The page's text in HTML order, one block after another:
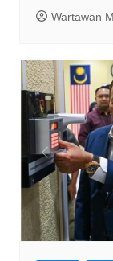
Wartawan